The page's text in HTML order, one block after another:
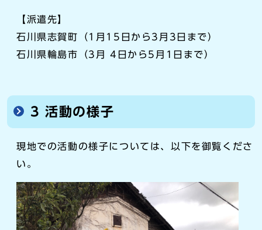
【派遣先】
石川県志賀町（1月15日から3月3日まで）
石川県輪島市（3月 4日から5月1日まで）
3 活動の様子
現地での活動の様子については、以下を御覧くださ
い。